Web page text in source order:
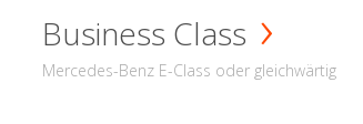
Business Class
Mercedes-Benz E-Class oder gleichwärtig